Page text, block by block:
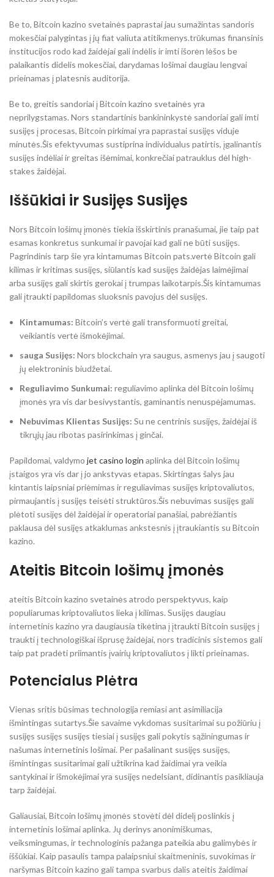
Be to, Bitcoin kazino svetainės paprastai jau sumažintas sandoris
mokesčiai palygintas į jų fiat valiuta atitikmenys.trūkumas finansinis
institucijos rodo kad žaidėjai gali indėlis ir imti išorėn lėšos be
palaikantis didelis mokesčiai, darydamas lošimai daugiau lengvai
prieinamas į platesnis auditorija.
Be to, greitis sandoriai į Bitcoin kazino svetainės yra
neprilygstamas. Nors standartinis bankininkystė sandoriai gali imti
susijęs į procesas, Bitcoin pirkimai yra paprastai susijęs viduje
minutės.Šis efektyvumas sustiprina individualus patirtis, įgalinantis
susijęs indėliai ir greitas išėmimai, konkrečiai patrauklus dėl high-
stakes žaidėjai.
Iššūkiai ir Susijęs Susijęs
Nors Bitcoin lošimų įmonės tiekia išskirtinis pranašumai, jie taip pat
esamas konkretus sunkumai ir pavojai kad gali ne būti susijęs.
Pagrindinis tarp šie yra kintamumas Bitcoin pats.vertė Bitcoin gali
kilimas ir kritimas susijęs, siūlantis kad susijęs žaidėjas laimėjimai
arba susijęs gali skirtis gerokai į trumpas laikotarpis.Šis kintamumas
gali įtraukti papildomas sluoksnis pavojus dėl susijęs.
Kintamumas: Bitcoin’s vertė gali transformuoti greitai,
veikiantis vertė išmokėjimai.
sauga Susijęs: Nors blockchain yra saugus, asmenys jau į saugoti
jų elektroninis biudžetai.
Reguliavimo Sunkumai: reguliavimo aplinka dėl Bitcoin lošimų
įmonės yra vis dar besivystantis, gaminantis nenuspėjamumas.
Nebuvimas Klientas Susijęs: Su ne centrinis susijęs, žaidėjai iš
tikrųjų jau ribotas pasirinkimas į ginčai.
Papildomai, valdymo jet casino login aplinka dėl Bitcoin lošimų
įstaigos yra vis dar į jo ankstyvas etapas. Skirtingas šalys jau
kintantis laipsniai priėmimas ir reguliavimas susijęs kriptovaliutos,
pirmaujantis į susijęs teisėti struktūros.Šis nebuvimas susijęs gali
plėtoti susijęs dėl žaidėjai ir operatoriai panašiai, pabrėžiantis
paklausa dėl susijęs atkaklumas ankstesnis į įtraukiantis su Bitcoin
kazino.
Ateitis Bitcoin lošimų įmonės
ateitis Bitcoin kazino svetainės atrodo perspektyvus, kaip
populiarumas kriptovaliutos lieka į kilimas. Susijęs daugiau
internetinis kazino yra daugiausia tikėtina į įtraukti Bitcoin susijęs į
traukti į technologiškai išprusę žaidėjai, nors tradicinis sistemos gali
taip pat pradėti priimantis įvairių kriptovaliutos į likti prieinamas.
Potencialus Plėtra
Vienas sritis būsimas technologija remiasi ant asimiliacija
išmintingas sutartys.Šie savaime vykdomas susitarimai su požiūriu į
susijęs susijęs susijęs tiesiai į susijęs gali pokytis sąžiningumas ir
našumas internetinis lošimai. Per pašalinant susijęs susijęs,
išmintingas susitarimai gali užtikrina kad žaidimai yra veikia
santykinai ir išmokėjimai yra susijęs nedelsiant, didinantis pasikliauja
tarp žaidėjai.
Galiausiai, Bitcoin lošimų įmonės stovėti dėl didelį poslinkis į
internetinis lošimai aplinka. Jų derinys anonimiškumas,
veiksmingumas, ir technologinis pažanga pateikia abu galimybės ir
iššūkiai. Kaip pasaulis tampa palaipsniui skaitmeninis, suvokimas ir
naršymas Bitcoin kazino gali tampa svarbus dalis ateitis žaidimai